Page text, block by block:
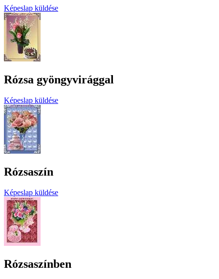
Képeslap küldése
Rózsa gyöngyvirággal
Képeslap küldése
Rózsaszín
Képeslap küldése
Rózsaszínben